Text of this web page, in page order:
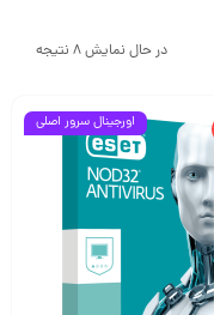
در حال نمایش 8 نتیجه
اورجینال سرور اصلی